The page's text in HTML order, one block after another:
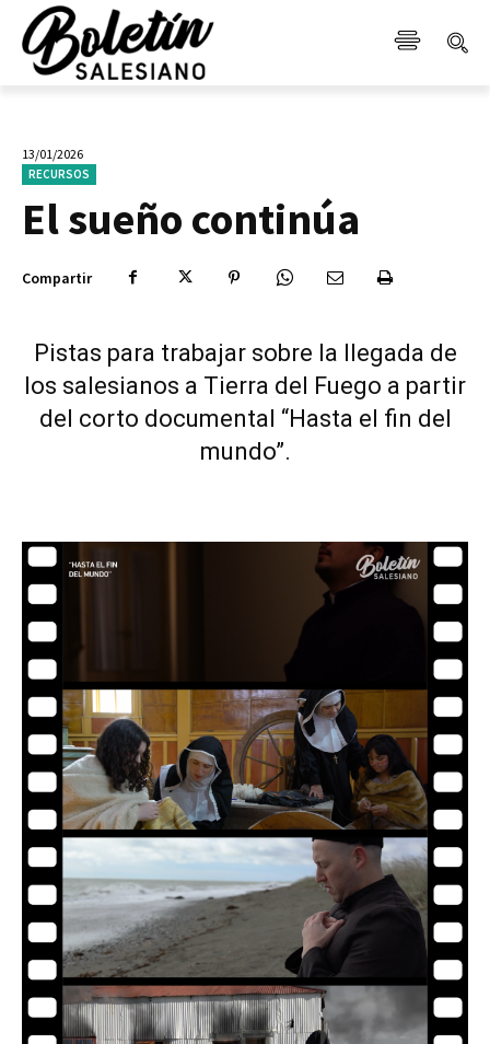
13/01/2026
RECURSOS
El sueño continúa
Compartir
Pistas para trabajar sobre la llegada de
los salesianos a Tierra del Fuego a partir
del corto documental “Hasta el fin del
mundo”.